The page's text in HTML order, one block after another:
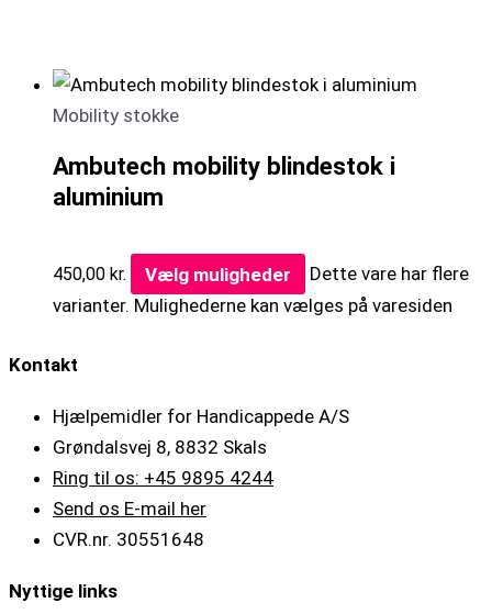
Mobility stokke
Ambutech mobility blindestok i
aluminium
450,00 kr. Vælg muligheder
Dette vare har flere
varianter. Mulighederne kan vælges på varesiden
Kontakt
Hjælpemidler for Handicappede A/S
Grøndalsvej 8, 8832 Skals
Ring til os: +45 9895 4244
Send os E-mail her
CVR.nr. 30551648
Nyttige links